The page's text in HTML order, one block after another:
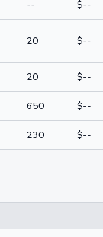
-- $--
20 $--
20 $--
650 $--
230 $--